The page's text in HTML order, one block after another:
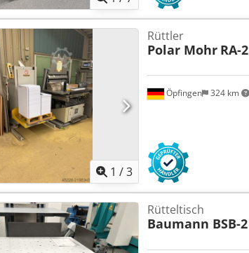
1 /3
Öpfingen 324 km
Rüttler
Polar Mohr RA-2
Rütteltisch
Baumann BSB-2